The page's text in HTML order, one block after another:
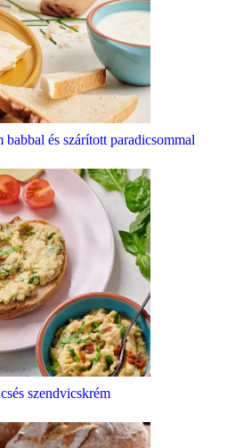
és szárított paradicsommal
szendvicskrém